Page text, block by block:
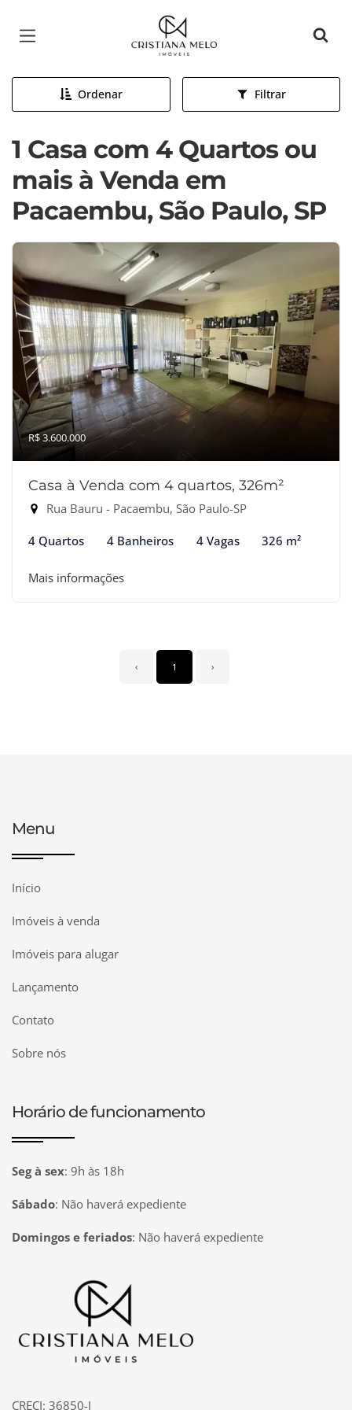
Página inicial
Ordenar Filtrar
1 Casa com 4 Quartos ou
mais à Venda em
Pacaembu, São Paulo, SP
R$ 3.600.000
Casa à Venda com 4 quartos, 326m²
Rua Bauru - Pacaembu, São Paulo-SP
4 Quartos 4 Banheiros 4 Vagas 326 m²
Mais informações
‹ 1 ›
Menu
Início
Imóveis à venda
Imóveis para alugar
Lançamento
Contato
Sobre nós
Horário de funcionamento
Seg à sex: 9h às 18h
Sábado: Não haverá expediente
Domingos e feriados: Não haverá expediente
Página inicial
CRECI: 36850-J